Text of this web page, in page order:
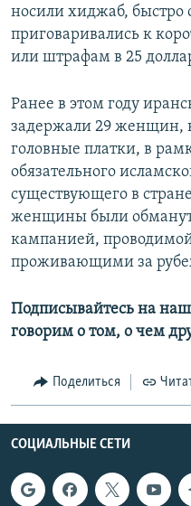
носили хиджаб, быстро
приговаривались к
или штрафам в 25
Ранее в этом году
задержали 29 женщин,
головные платки, в
обязательного
существующего в
женщины были
кампанией,
проживающими за
Подписывайтесь на
говорим о том, о чем
Поделиться
СОЦИАЛЬНЫЕ СЕТИ